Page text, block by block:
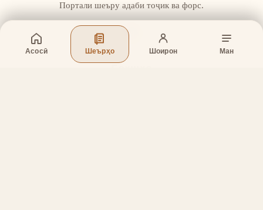
Асосӣ Шеърҳо Шоирон Ман
Портали шеъру адаби тоҷик ва форс.